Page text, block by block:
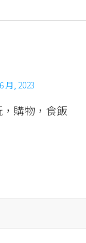
月, 2023
購物，食飯